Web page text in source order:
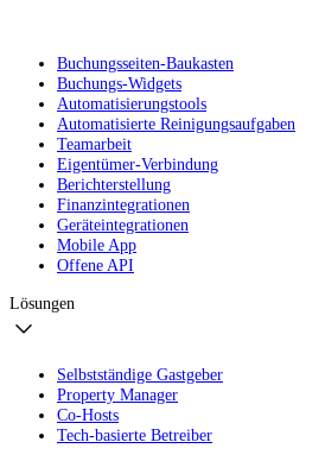
Buchungsseiten-Baukasten
Buchungs-Widgets
Automatisierungstools
Automatisierte Reinigungsaufgaben
Teamarbeit
Eigentümer-Verbindung
Berichterstellung
Finanzintegrationen
Geräteintegrationen
Mobile App
Offene API
Lösungen
Selbstständige Gastgeber
Property Manager
Co-Hosts
Tech-basierte Betreiber